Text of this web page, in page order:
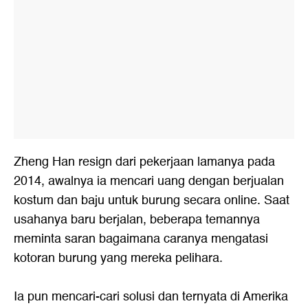
Zheng Han resign dari pekerjaan lamanya pada
2014, awalnya ia mencari uang dengan berjualan
kostum dan baju untuk burung secara online. Saat
usahanya baru berjalan, beberapa temannya
meminta saran bagaimana caranya mengatasi
kotoran burung yang mereka pelihara.
Ia pun mencari-cari solusi dan ternyata di Amerika